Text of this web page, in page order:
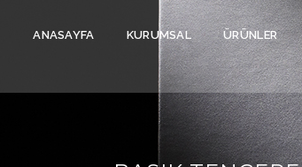
ANASAYFA KURUMSAL ÜRÜNLER